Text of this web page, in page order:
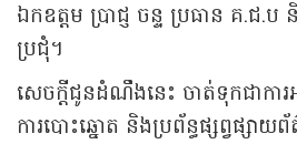
ឯកឧត្តម ប្រាជ្ញ ចន្ទ ប្រធាន គ.ជ.ប
ប្រជុំ។
សេចក្តីជូនដំណឹងនេះ ចាត់ទុកជាការ
ការបោះឆ្នោត និងប្រព័ន្ធផ្សព្វផ្ស